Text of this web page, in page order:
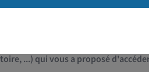
...) qui vous a proposé